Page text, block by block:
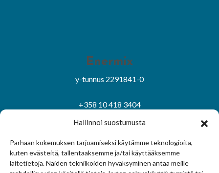
Hallinnoi suostumusta
Parhaan kokemuksen tarjoamiseksi käytämme teknologioita,
kuten evästeitä, tallentaaksemme ja/tai käyttääksemme
laitetietoja. Näiden tekniikoiden hyväksyminen antaa meille
Enermix
y-tunnus 2291841-0
+358 10 418 3404
Sivuston käyttöehdot|Tietosuojaseloste
Evästekäytäntö|Hallitse suostumusta